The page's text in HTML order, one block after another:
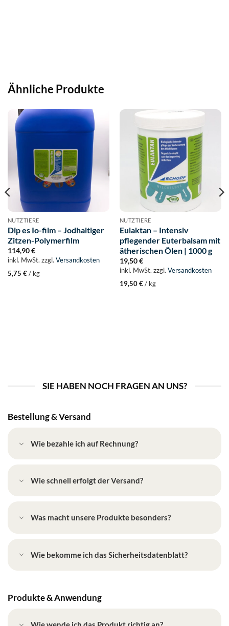
Ähnliche Produkte
NUTZTIERE
Dip es Io-film – Jodhaltiger
Zitzen-Polymerfilm
114,90€
inkl. MwSt. zzgl. Versandkosten
5,75 €/ kg
NUTZTIERE
Eulaktan – Intensiv
pflegender Euterbalsam mit
ätherischen Ölen | 1000 g
19,50€
inkl. MwSt. zzgl. Versandkosten
19,50€/ kg
SIE HABEN NOCH FRAGEN AN UNS?
Bestellung & Versand
Wie bezahle ich auf Rechnung?
Wie schnell erfolgt der Versand?
Was macht unsere Produkte besonders?
Wie bekomme ich das Sicherheitsdatenblatt?
Produkte & Anwendung